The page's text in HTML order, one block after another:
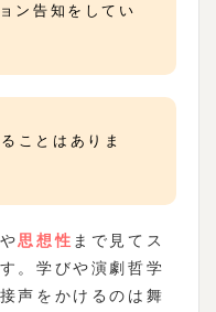
ン告知をしてい
ことはありま
や思想性 まで見てス
。学びや演劇哲学
声をかけるのは舞